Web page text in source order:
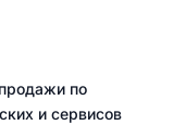
по
и сервисов